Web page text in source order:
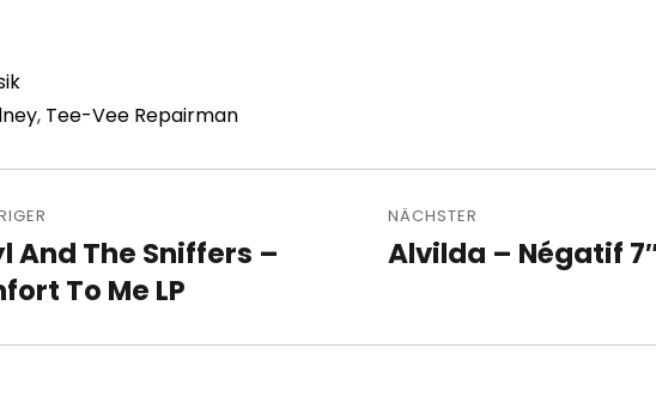
, Tee-Vee Repairman
And The Sniffers –
To Me LP
NÄCHSTER
Nächster
Alvilda – Négatif